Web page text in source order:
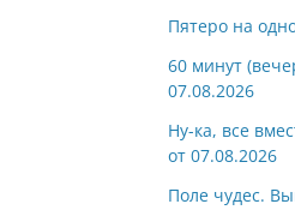
Пятеро на
60 минут
07.08.2026
Ну-ка, все
от 07.08.2026
Поле чудес.